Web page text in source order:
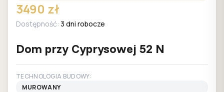
3490 zł
Dostępność: 3 dni robocze
Dom przy Cyprysowej 52 N
TECHNOLOGIA BUDOWY:
MUROWANY